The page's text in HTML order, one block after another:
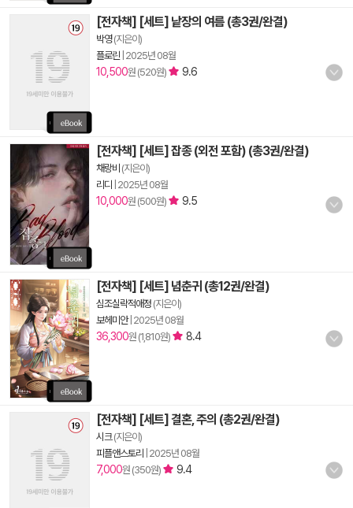
[전자책] [세트] 낱장의 여름 (총3권/완결)
박영(지은이)
플로린 2025년 08월
10,500원 (520원) 9.6
[전자책] [세트] 잡종 (외전 포함) (총3권/완결)
채랑비 (지은이)
리디
2025년 08월
10,000원 (500원) 9.5
[전자책] [세트] 념춘귀 (총12권/완결)
심조실락적애정 (지은이)
보헤미안| 2025년 08월
36,300원 (1,810원) 8.4
[전자책] [세트] 결혼, 주의 (총2권/완결)
시크(지은이)
피플앤스토리
2025년 08월
7,000원 (350원) 9.4